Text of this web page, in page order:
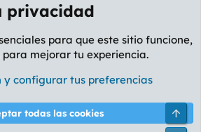
AMARILLO
y reglas Política de privacidad Ayuda
privacidad
para que este sitio funcione,
para mejorar tu experiencia.
y configurar tus preferencias
todas las cookies